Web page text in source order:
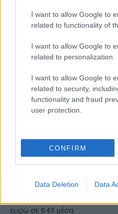
I want to allow Google to
related to functionality of
I want to allow Google to
related to personalization.
I want to allow Google to
related to security,
functionality and fraud
user protection.
CONFIRM
Data Deletion Data
Εθνική Νεανίδων: Με τη
Βουλγαρία για τις θέσεις 5-
8 του Ευρωμπάσκετ (live